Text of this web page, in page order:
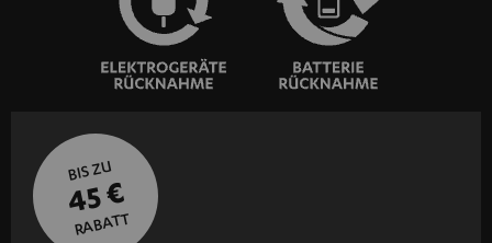
BIS ZU
45 €
RABATT